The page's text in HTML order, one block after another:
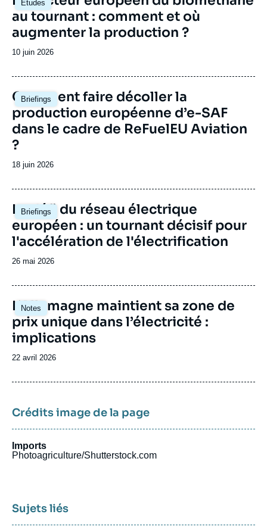
Études
principale
au tournant : comment et où
augmenter la production ?
Date
publication
10 juin 2026
Briefings
Image
principale
Comment faire décoller la
production européenne d’e-SAF
dans le cadre de ReFuelEU Aviation
?
Date
publication
18 juin 2026
Briefings
Image
principale
Le défi du réseau électrique
européen : un tournant décisif pour
l'accélération de l'électrification
Date
publication
26 mai 2026
Notes
Image
principale
L’Allemagne maintient sa zone de
prix unique dans l’électricité :
implications
Date
publication
22 avril 2026
Crédits image de la page
Imports
Photoagriculture/Shutterstock.com
Sujets liés